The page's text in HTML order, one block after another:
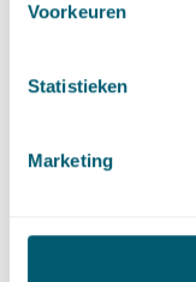
Voorkeuren
Statistieken
Marketing
Cassatievlog #058